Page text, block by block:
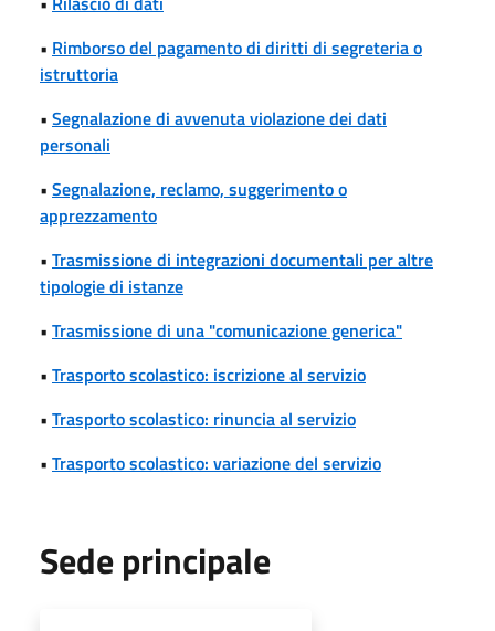
• Rimborso del pagamento di diritti di segreteria o
istruttoria
• Segnalazione di avvenuta violazione dei dati
personali
• Segnalazione, reclamo, suggerimento o
apprezzamento
• Trasmissione di integrazioni documentali per altre
tipologie di istanze
• Trasmissione di una "comunicazione generica"
• Trasporto scolastico: iscrizione al servizio
• Trasporto scolastico: rinuncia al servizio
• Trasporto scolastico: variazione del servizio
Sede principale